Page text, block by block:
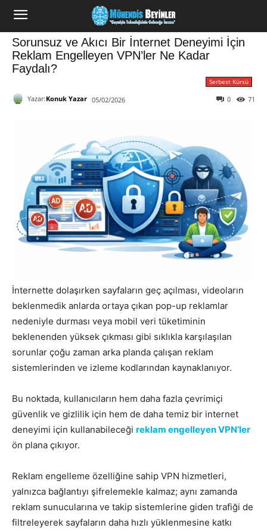
Sorunsuz ve Akıcı Bir İnternet Deneyimi İçin
Reklam Engelleyen VPN’ler Ne Kadar
Faydalı?
Serbest Kürsü
Yazar: Konuk Yazar 05/02/2026 71
0
İnternette dolaşırken sayfaların geç açılması, videoların
beklenmedik anlarda ortaya çıkan pop-up reklamlar
nedeniyle durması veya mobil veri tüketiminin
beklenenden yüksek çıkması gibi sıklıkla karşılaşılan
sorunlar çoğu zaman arka planda çalışan reklam
sistemlerinden ve izleme kodlarından kaynaklanıyor.
Bu noktada, kullanıcıların hem daha fazla çevrimiçi
güvenlik ve gizlilik için hem de daha temiz bir internet
deneyimi için kullanabileceği reklam engelleyen VPN’ler
ön plana çıkıyor.
Reklam engelleme özelliğine sahip VPN hizmetleri,
yalnızca bağlantıyı şifrelemekle kalmaz; aynı zamanda
reklam sunucularına ve takip sistemlerine giden trafiği de
filtreleyerek sayfaların daha hızlı yüklenmesine katkı